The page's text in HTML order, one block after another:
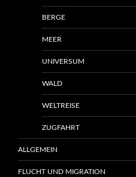
BERGE
MEER
UNIVERSUM
WALD
WELTREISE
ZUGFAHRT
ALLGEMEIN
FLUCHT UND MIGRATION